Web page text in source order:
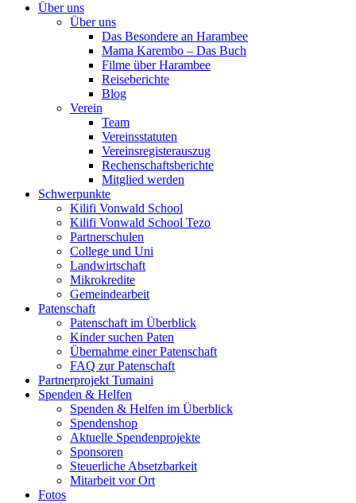
Über uns
Über uns
Das Besondere an Harambee
Mama Karembo – Das Buch
Filme über Harambee
Reiseberichte
Blog
Verein
Team
Vereinsstatuten
Vereinsregisterauszug
Rechenschaftsberichte
Mitglied werden
Schwerpunkte
Kilifi Vonwald School
Kilifi Vonwald School Tezo
Partnerschulen
College und Uni
Landwirtschaft
Mikrokredite
Gemeindearbeit
Patenschaft
Patenschaft im Überblick
Kinder suchen Paten
Übernahme einer Patenschaft
FAQ zur Patenschaft
Partnerprojekt Tumaini
Spenden & Helfen
Spenden & Helfen im Überblick
Spendenshop
Aktuelle Spendenprojekte
Sponsoren
Steuerliche Absetzbarkeit
Mitarbeit vor Ort
Fotos